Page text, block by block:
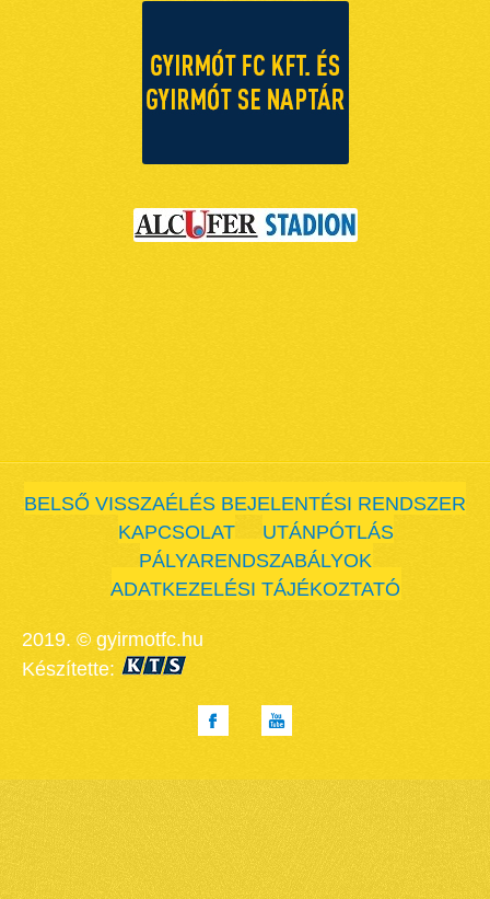
BELSŐ VISSZAÉLÉS BEJELENTÉSI RENDSZER
KAPCSOLAT
UTÁNPÓTLÁS
PÁLYARENDSZABÁLYOK
ADATKEZELÉSI TÁJÉKOZTATÓ
2019. © gyirmotfc.hu
Készítette: